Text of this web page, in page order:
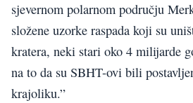
sjevernom polarnom području
složene uzorke raspada koji su
kratera, neki stari oko 4 milijarde
na to da su SBHT-ovi bili
krajoliku.”